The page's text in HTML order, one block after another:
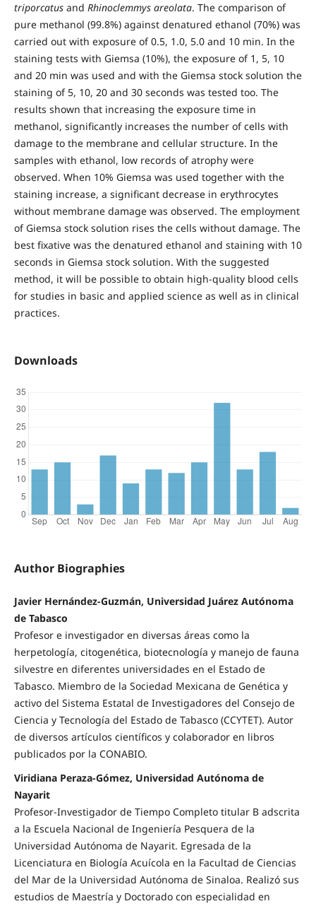
triporcatusand Rhinoclemmys areolata. The comparison of
pure methanol (99.8%) against denatured ethanol (70%) was
carried out with exposure of 0.5, 1.0, 5.0 and 10 min. In the
staining tests with Giemsa (10%), the exposure of 1, 5, 10
and 20 min was used and with the Giemsa stock solution the
staining of 5, 10, 20 and 30 seconds was tested too. The
results shown that increasing the exposure time in
methanol, significantly increases the number of cells with
damage to the membrane and cellular structure. In the
samples with ethanol, low records of atrophy were
observed. When 10% Giemsa was used together with the
staining increase, a significant decrease in erythrocytes
without membrane damage was observed. The employment
of Giemsa stock solution rises the cells without damage. The
best fixative was the denatured ethanol and staining with 10
seconds in Giemsa stock solution. With the suggested
method, it will be possible to obtain high-quality blood cells
for studies in basic and applied science as well as in clinical
practices.
Downloads
Author Biographies
Javier Hernández-Guzmán, Universidad Juárez Autónoma
de Tabasco
Profesor e investigador en diversas áreas como la
herpetología, citogenética, biotecnología y manejo de fauna
silvestre en diferentes universidades en el Estado de
Tabasco. Miembro de la Sociedad Mexicana de Genética y
activo del Sistema Estatal de Investigadores del Consejo de
Ciencia y Tecnología del Estado de Tabasco (CCYTET). Autor
de diversos artículos científicos y colaborador en libros
publicados por la CONABIO.
Viridiana Peraza-Gómez, Universidad Autónoma de
Nayarit
Profesor-Investigador de Tiempo Completo titular B adscrita
a la Escuela Nacional de Ingeniería Pesquera de la
Universidad Autónoma de Nayarit. Egresada de la
Licenciatura en Biología Acuícola en la Facultad de Ciencias
del Mar de la Universidad Autónoma de Sinaloa. Realizó sus
estudios de Maestría y Doctorado con especialidad en